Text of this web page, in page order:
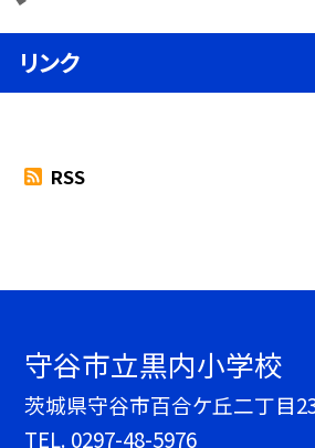
リンク
RSS
守谷市立黒内小学校
茨城県守谷市百合ケ丘二丁目
TEL. 0297-48-5976